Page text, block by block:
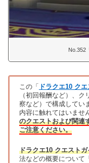
No.352
この「 ドラクエ10 ク
（初回報酬など）、ク
察など）で構成してい
内容に触れてはいませ
のクエストおよび関連
ご注意ください。
ドラクエ10 クエストガ
法などの概要について「